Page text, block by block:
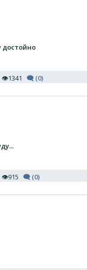
достойно
👁1341 🗨 (0)
👁915 🗨 (0)